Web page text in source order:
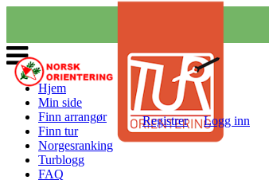
Veksle
navigasjon
Hjem
Min side
Finn arrangør
Finn tur
Norgesranking
Turblogg
FAQ
Registrer Logg inn